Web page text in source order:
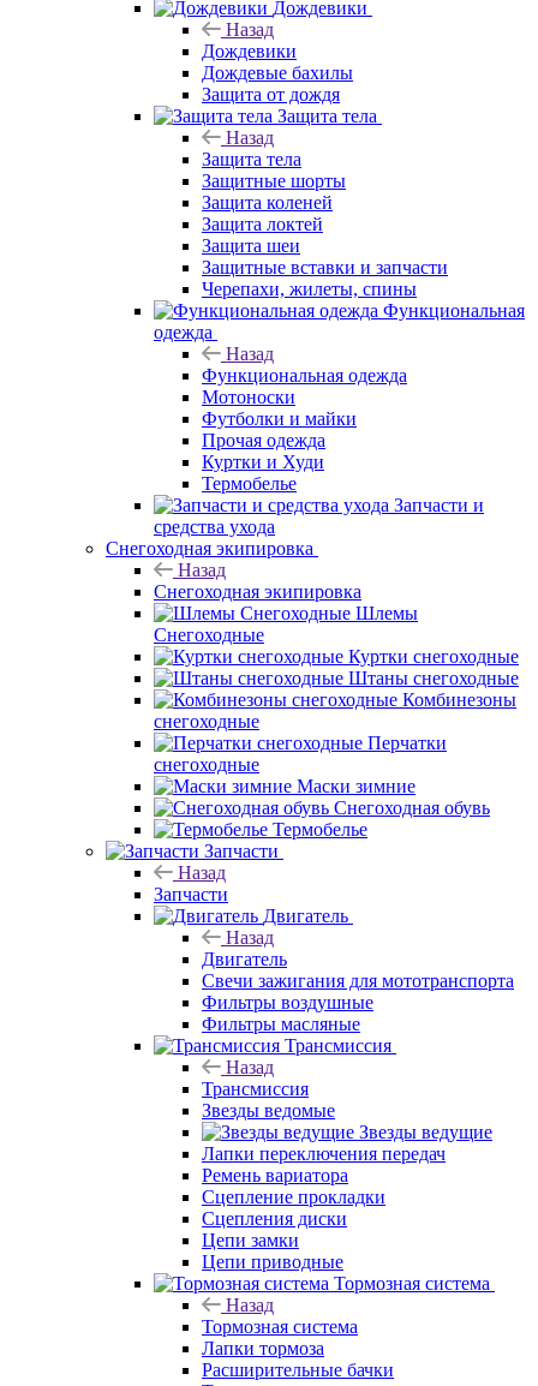
Дождевики
Назад
Дождевики
Дождевые бахилы
Защита от дождя
Защита тела
Назад
Защита тела
Защитные шорты
Защита коленей
Защита локтей
Защита шеи
Защитные вставки и запчасти
Черепахи, жилеты, спины
Функциональная
одежда
Назад
Функциональная одежда
Мотоноски
Футболки и майки
Прочая одежда
Куртки и Худи
Термобелье
Запчасти и
средства ухода
Снегоходная экипировка
Назад
Снегоходная экипировка
Шлемы
Снегоходные
Куртки снегоходные
Штаны снегоходные
Комбинезоны
снегоходные
Перчатки
снегоходные
Маски зимние
Снегоходная обувь
Термобелье
Запчасти
Назад
Запчасти
Двигатель
Назад
Двигатель
Свечи зажигания для мототранспорта
Фильтры воздушные
Фильтры масляные
Трансмиссия
Назад
Трансмиссия
Звезды ведомые
Звезды ведущие
Лапки переключения передач
Ремень вариатора
Сцепление прокладки
Сцепления диски
Цепи замки
Цепи приводные
Тормозная система
Назад
Тормозная система
Лапки тормоза
Расширительные бачки